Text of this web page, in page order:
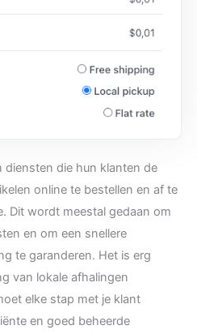
diensten die hun klanten de
online te bestellen en af te
Dit wordt meestal gedaan om
en om een snellere
te garanderen. Het is erg
van lokale afhalingen
elke stap met je klant
en goed beheerde